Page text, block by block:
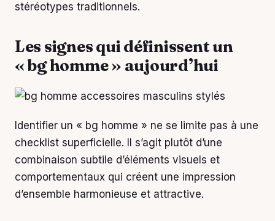
stéréotypes traditionnels.
Les signes qui définissent un
« bg homme » aujourd’hui
Identifier un « bg homme » ne se limite pas à une
checklist superficielle. Il s’agit plutôt d’une
combinaison subtile d’éléments visuels et
comportementaux qui créent une impression
d’ensemble harmonieuse et attractive.